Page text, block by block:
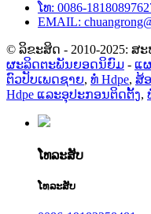
ໂທ: 0086-
EMAIL:
© ລິຂະສິດ - 2010-2025:
ຜະລິດຕະພັນຍອດນິຍົມ - ແ
ຕົວປັບເພດຊາຍ, ທໍ່ Hdpe, ສ້
Hdpe ແລະອຸປະກອນຕິດຕັ້ງ,
ໂທລະສັບ
ໂທລະສັບ